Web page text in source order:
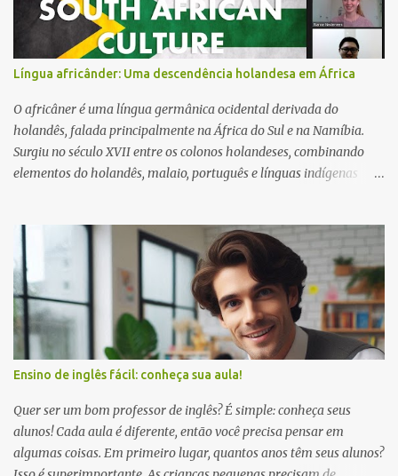
Língua africânder: Uma descendência holandesa em África
O africâner é uma língua germânica ocidental derivada do
holandês, falada principalmente na África do Sul e na Namíbia.
Surgiu no século XVII entre os colonos holandeses, combinando
elementos do holandês, malaio, português e línguas indígenas
como identificador cultural para muitos sul-africanos,
particularmente a comunidade africânder. Apesar da sua história
controversa durante o apartheid, o africânder continua a ser uma
língua vibrante utilizada na literatura, nos media e na educação,
reflectindo a herança diversificada do país. Tinha colegas
africânderes na universidade, mas não conhecia a sua língua.
Pensei que estivessem a falar holandês. Só quando aprendi
holandês é que comecei a perceber que a sua língua é unicamente
africana. Nunca antes soube que os colonizadores holandeses
deixaram tantos vestígios na África do Sul. É o oposto da situação
nas Ín...
Ensino de inglês fácil: conheça sua aula!
Quer ser um bom professor de inglês? É simple: conheça seus
alunos! Cada aula é diferente, então você precisa pensar em
algumas coisas. Em primeiro lugar, quantos anos têm seus alunos?